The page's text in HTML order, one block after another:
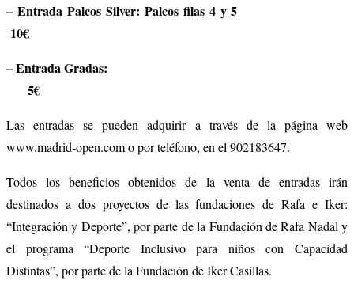
– Entrada Palcos Silver: Palcos filas 4 y 5
10€
– Entrada Gradas:
5€
Las entradas se pueden adquirir a través de la página web
www.madrid-open.com o por teléfono, en el 902183647.
Todos los beneficios obtenidos de la venta de entradas irán
destinados a dos proyectos de las fundaciones de Rafa e Iker:
“Integración y Deporte”, por parte de la Fundación de Rafa Nadal y
el programa “Deporte Inclusivo para niños con Capacidad
Distintas”, por parte de la Fundación de Iker Casillas.